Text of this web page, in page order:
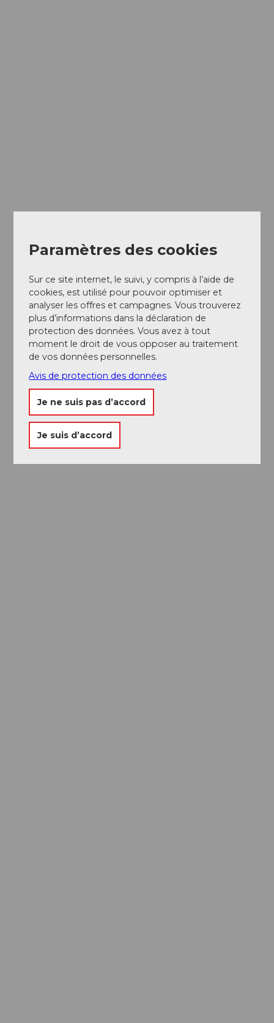
Paramètres des cookies
Sur ce site internet, le suivi, y compris à l’aide de
cookies, est utilisé pour pouvoir optimiser et
analyser les offres et campagnes. Vous trouverez
plus d’informations dans la déclaration de
protection des données. Vous avez à tout
moment le droit de vous opposer au traitement
de vos données personnelles.
Avis de protection des données
Je ne suis pas d’accord
Je suis d’accord